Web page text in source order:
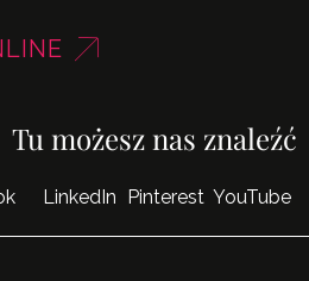
Tu możesz nas znaleźć
LinkedIn Pinterest YouTube